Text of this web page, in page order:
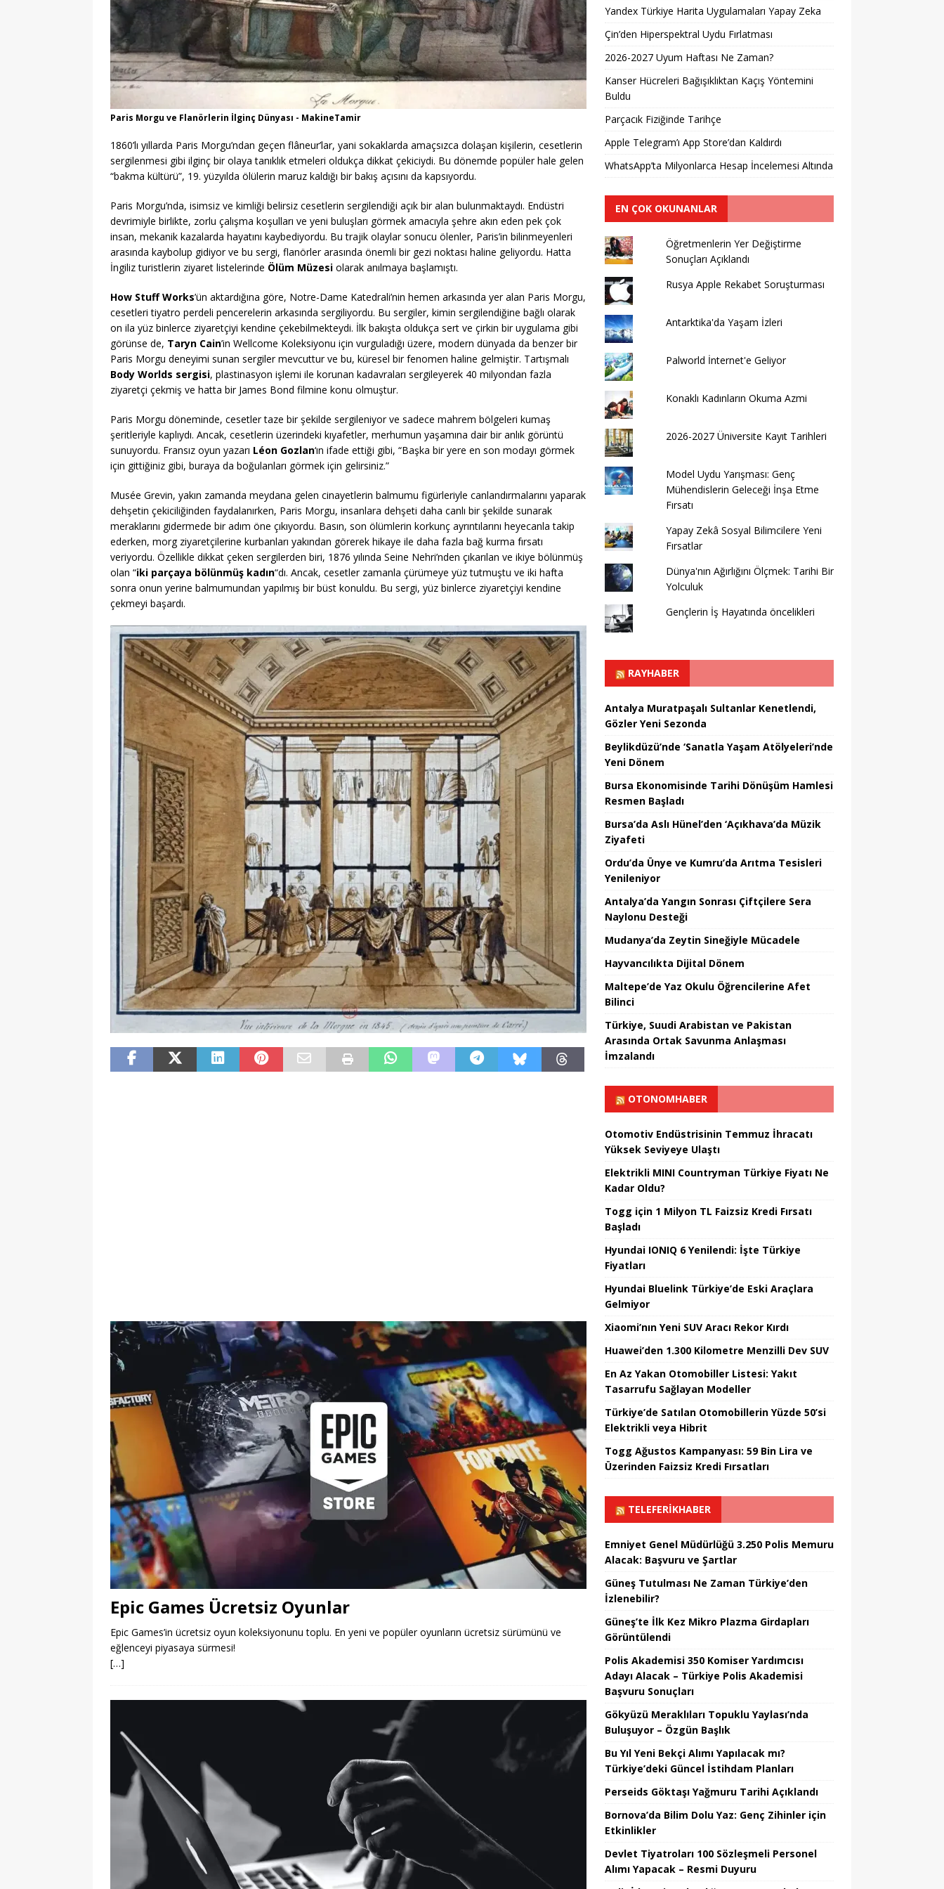
Paris Morgu ve Flanörlerin İlginç Dünyası - MakineTamir
1860’lı yıllarda Paris Morgu’ndan geçen flâneur’lar, yani sokaklarda amaçsızca dolaşan kişilerin, cesetlerin
sergilenmesi gibi ilginç bir olaya tanıklık etmeleri oldukça dikkat çekiciydi. Bu dönemde popüler hale gelen
“bakma kültürü”, 19. yüzyılda ölülerin maruz kaldığı bir bakış açısını da kapsıyordu.
Paris Morgu’nda, isimsiz ve kimliği belirsiz cesetlerin sergilendiği açık bir alan bulunmaktaydı. Endüstri
devrimiyle birlikte, zorlu çalışma koşulları ve yeni buluşları görmek amacıyla şehre akın eden pek çok
insan, mekanik kazalarda hayatını kaybediyordu. Bu trajik olaylar sonucu ölenler, Paris’in bilinmeyenleri
arasında kaybolup gidiyor ve bu sergi, flanörler arasında önemli bir gezi noktası haline geliyordu. Hatta
İngiliz turistlerin ziyaret listelerinde Ölüm Müzesi olarak anılmaya başlamıştı.
How Stuff Works’ün aktardığına göre, Notre-Dame Katedrali’nin hemen arkasında yer alan Paris Morgu,
cesetleri tiyatro perdeli pencerelerin arkasında sergiliyordu. Bu sergiler, kimin sergilendiğine bağlı olarak
on ila yüz binlerce ziyaretçiyi kendine çekebilmekteydi. İlk bakışta oldukça sert ve çirkin bir uygulama gibi
görünse de, Taryn Cain’in Wellcome Koleksiyonu için vurguladığı üzere, modern dünyada da benzer bir
Paris Morgu deneyimi sunan sergiler mevcuttur ve bu, küresel bir fenomen haline gelmiştir. Tartışmalı
Body Worlds sergisi, plastinasyon işlemi ile korunan kadavraları sergileyerek 40 milyondan fazla
ziyaretçi çekmiş ve hatta bir James Bond filmine konu olmuştur.
Paris Morgu döneminde, cesetler taze bir şekilde sergileniyor ve sadece mahrem bölgeleri kumaş
şeritleriyle kaplıydı. Ancak, cesetlerin üzerindeki kıyafetler, merhumun yaşamına dair bir anlık görüntü
sunuyordu. Fransız oyun yazarı Léon Gozlan‘ın ifade ettiği gibi, “Başka bir yere en son modayı görmek
için gittiğiniz gibi, buraya da boğulanları görmek için gelirsiniz.”
Musée Grevin, yakın zamanda meydana gelen cinayetlerin balmumu figürleriyle canlandırmalarını yaparak
dehşetin çekiciliğinden faydalanırken, Paris Morgu, insanlara dehşeti daha canlı bir şekilde sunarak
meraklarını gidermede bir adım öne çıkıyordu. Basın, son ölümlerin korkunç ayrıntılarını heyecanla takip
ederken, morg ziyaretçilerine kurbanları yakından görerek hikaye ile daha fazla bağ kurma fırsatı
veriyordu. Özellikle dikkat çeken sergilerden biri, 1876 yılında Seine Nehri’nden çıkarılan ve ikiye bölünmüş
olan “iki parçaya bölünmüş kadın“dı. Ancak, cesetler zamanla çürümeye yüz tutmuştu ve iki hafta
sonra onun yerine balmumundan yapılmış bir büst konuldu. Bu sergi, yüz binlerce ziyaretçiyi kendine
çekmeyi başardı.
Epic Games Ücretsiz Oyunlar
Epic Games’in ücretsiz oyun koleksiyonunu toplu. En yeni ve popüler oyunların ücretsiz sürümünü ve
eğlenceyi piyasaya sürmesi!
[…]
Yandex Türkiye Harita Uygulamaları Yapay Zeka
Çin’den Hiperspektral Uydu Fırlatması
2026-2027 Uyum Haftası Ne Zaman?
Kanser Hücreleri Bağışıklıktan Kaçış Yöntemini
Buldu
Parçacık Fiziğinde Tarihçe
Apple Telegram’ı App Store’dan Kaldırdı
WhatsApp’ta Milyonlarca Hesap İncelemesi Altında
EN ÇOK OKUNANLAR
Öğretmenlerin Yer Değiştirme
Sonuçları Açıklandı
Rusya Apple Rekabet Soruşturması
Antarktika'da Yaşam İzleri
Palworld İnternet'e Geliyor
Konaklı Kadınların Okuma Azmi
2026-2027 Üniversite Kayıt Tarihleri ​​
Model Uydu Yarışması: Genç
Mühendislerin Geleceği İnşa Etme
Fırsatı
Yapay Zekâ Sosyal Bilimcilere Yeni
Fırsatlar
Dünya'nın Ağırlığını Ölçmek: Tarihi Bir
Yolculuk
Gençlerin İş Hayatında öncelikleri
RAYHABER
Antalya Muratpaşalı Sultanlar Kenetlendi,
Gözler Yeni Sezonda
Beylikdüzü’nde ‘Sanatla Yaşam Atölyeleri’nde
Yeni Dönem
Bursa Ekonomisinde Tarihi Dönüşüm Hamlesi
Resmen Başladı
Bursa’da Aslı Hünel’den ‘Açıkhava’da Müzik
Ziyafeti
Ordu’da Ünye ve Kumru’da Arıtma Tesisleri
Yenileniyor
Antalya’da Yangın Sonrası Çiftçilere Sera
Naylonu Desteği
Mudanya’da Zeytin Sineğiyle Mücadele
Hayvancılıkta Dijital Dönem
Maltepe’de Yaz Okulu Öğrencilerine Afet
Bilinci
Türkiye, Suudi Arabistan ve Pakistan
Arasında Ortak Savunma Anlaşması
İmzalandı
OTONOMHABER
Otomotiv Endüstrisinin Temmuz İhracatı
Yüksek Seviyeye Ulaştı
Elektrikli MINI Countryman Türkiye Fiyatı Ne
Kadar Oldu?
Togg için 1 Milyon TL Faizsiz Kredi Fırsatı
Başladı
Hyundai IONIQ 6 Yenilendi: İşte Türkiye
Fiyatları
Hyundai Bluelink Türkiye’de Eski Araçlara
Gelmiyor
Xiaomi’nın Yeni SUV Aracı Rekor Kırdı
Huawei’den 1.300 Kilometre Menzilli Dev SUV
En Az Yakan Otomobiller Listesi: Yakıt
Tasarrufu Sağlayan Modeller
Türkiye’de Satılan Otomobillerin Yüzde 50’si
Elektrikli veya Hibrit
Togg Ağustos Kampanyası: 59 Bin Lira ve
Üzerinden Faizsiz Kredi Fırsatları
TELEFERIKHABER
Emniyet Genel Müdürlüğü 3.250 Polis Memuru
Alacak: Başvuru ve Şartlar
Güneş Tutulması Ne Zaman Türkiye’den
İzlenebilir?
Güneş’te İlk Kez Mikro Plazma Girdapları
Görüntülendi
Polis Akademisi 350 Komiser Yardımcısı
Adayı Alacak – Türkiye Polis Akademisi
Başvuru Sonuçları
Gökyüzü Meraklıları Topuklu Yaylası’nda
Buluşuyor – Özgün Başlık
Bu Yıl Yeni Bekçi Alımı Yapılacak mı?
Türkiye’deki Güncel İstihdam Planları
Perseids Göktaşı Yağmuru Tarihi Açıklandı
Bornova’da Bilim Dolu Yaz: Genç Zihinler için
Etkinlikler
Devlet Tiyatroları 100 Sözleşmeli Personel
Alımı Yapacak – Resmi Duyuru